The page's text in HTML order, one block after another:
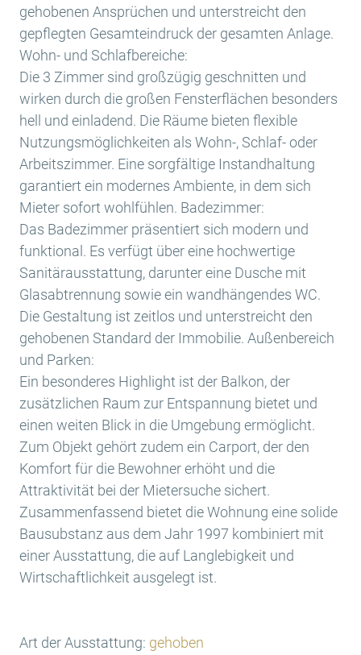
gehobenen Ansprüchen und unterstreicht den
gepflegten Gesamteindruck der gesamten Anlage.
Wohn- und Schlafbereiche:
Die 3 Zimmer sind großzügig geschnitten und
wirken durch die großen Fensterflächen besonders
hell und einladend. Die Räume bieten flexible
Nutzungsmöglichkeiten als Wohn-, Schlaf- oder
Arbeitszimmer. Eine sorgfältige Instandhaltung
garantiert ein modernes Ambiente, in dem sich
Mieter sofort wohlfühlen. Badezimmer:
Das Badezimmer präsentiert sich modern und
funktional. Es verfügt über eine hochwertige
Sanitärausstattung, darunter eine Dusche mit
Glasabtrennung sowie ein wandhängendes WC.
Die Gestaltung ist zeitlos und unterstreicht den
gehobenen Standard der Immobilie. Außenbereich
und Parken:
Ein besonderes Highlight ist der Balkon, der
zusätzlichen Raum zur Entspannung bietet und
einen weiten Blick in die Umgebung ermöglicht.
Zum Objekt gehört zudem ein Carport, der den
Komfort für die Bewohner erhöht und die
Attraktivität bei der Mietersuche sichert.
Zusammenfassend bietet die Wohnung eine solide
Bausubstanz aus dem Jahr 1997 kombiniert mit
einer Ausstattung, die auf Langlebigkeit und
Wirtschaftlichkeit ausgelegt ist.
Art der Ausstattung: gehoben